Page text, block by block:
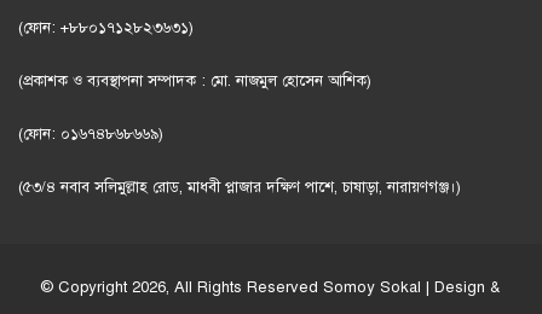
(ফোন: +৮৮০১৭১২৮২৩৬৩১)
(প্রকাশক ও ব্যবস্থাপনা সম্পাদক : মো. নাজমুল হোসেন আশিক)
(ফোন: ০১৬৭৪৮৬৮৬৬৯)
(৫৩/৪ নবাব সলিমুল্লাহ রোড, মাধবী প্লাজার দক্ষিণ পাশে, চাষাড়া, নারায়ণগঞ্জ।)
© Copyright 2026, All Rights Reserved Somoy Sokal | Design &